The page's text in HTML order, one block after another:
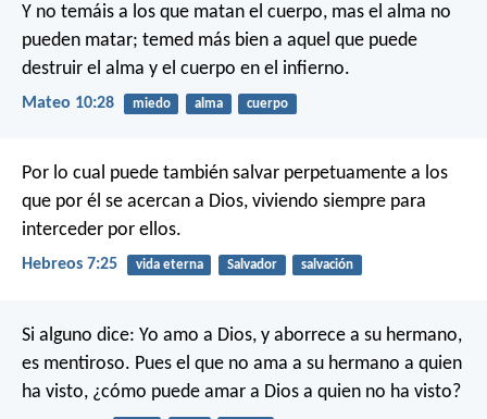
Y no temáis a los que matan el cuerpo, mas el alma no
pueden matar; temed más bien a aquel que puede
destruir el alma y el cuerpo en el infierno.
Mateo 10:28 miedo alma cuerpo
Por lo cual puede también salvar perpetuamente a los
que por él se acercan a Dios, viviendo siempre para
interceder por ellos.
Hebreos 7:25 vida eterna Salvador salvación
Si alguno dice: Yo amo a Dios, y aborrece a su hermano,
es mentiroso. Pues el que no ama a su hermano a quien
ha visto, ¿cómo puede amar a Dios a quien no ha visto?